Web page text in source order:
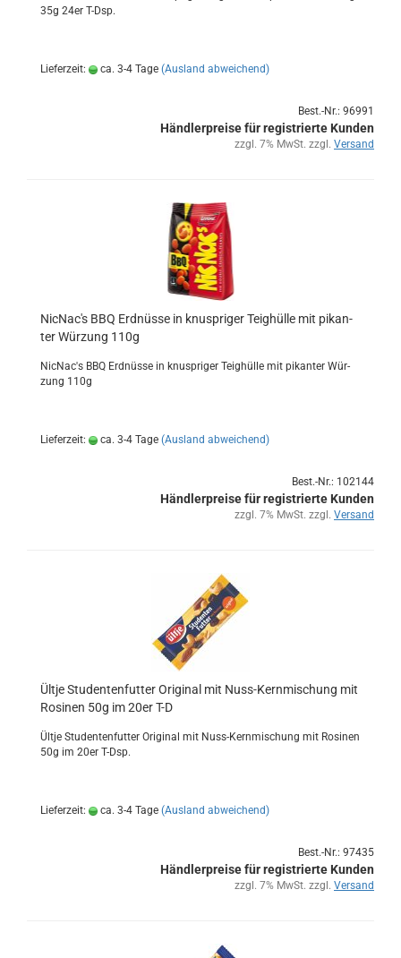
35g 24er T-Dsp.
Lieferzeit: ca. 3-4 Tage (Ausland abweichend)
Best.-Nr.: 96991
Händlerpreise für registrierte Kunden
zzgl. 7% MwSt. zzgl. Versand
Nic­Nac's BBQ Erd­nüs­se in knusp­ri­ger Teig­hül­le mit pi­kan­
ter Wür­zung 110g
Nic­Nac's BBQ Erd­nüs­se in knusp­ri­ger Teig­hül­le mit pi­kan­ter Wür­
zung 110g
Lieferzeit: ca. 3-4 Tage (Ausland abweichend)
Best.-Nr.: 102144
Händlerpreise für registrierte Kunden
zzgl. 7% MwSt. zzgl. Versand
Ültje Stu­den­ten­fut­ter Ori­gi­nal mit Nuss-​Kern­mi­schung mit
Ro­si­nen 50g im 20er T-D
Ültje Stu­den­ten­fut­ter Ori­gi­nal mit Nuss-​Kernmischung mit Ro­si­nen
50g im 20er T-Dsp.
Lieferzeit: ca. 3-4 Tage (Ausland abweichend)
Best.-Nr.: 97435
Händlerpreise für registrierte Kunden
zzgl. 7% MwSt. zzgl. Versand